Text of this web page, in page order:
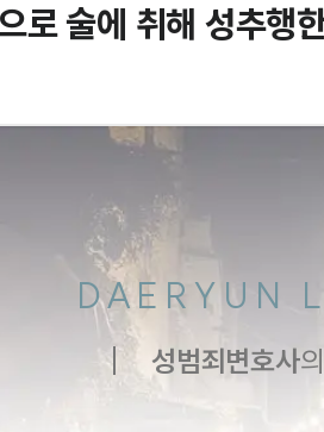
로 술에 취해 성추행
DAERYUN
성범죄변호사